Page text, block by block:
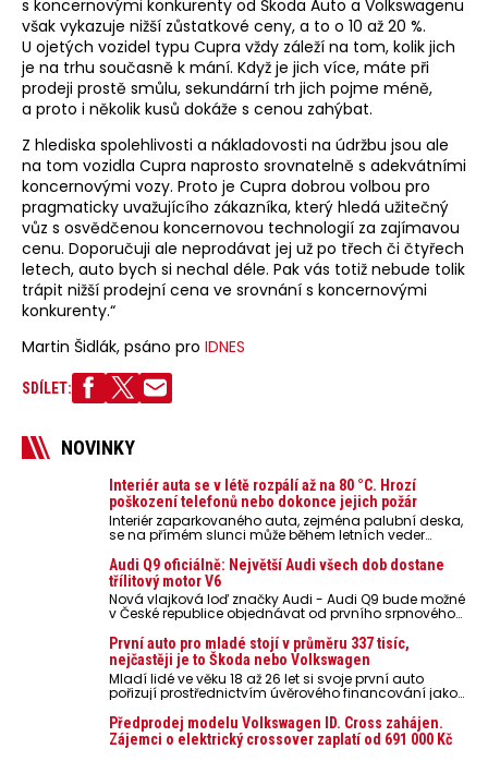
s koncernovými konkurenty od Škoda Auto a Volkswagenu
však vykazuje nižší zůstatkové ceny, a to o 10 až 20 %.
U ojetých vozidel typu Cupra vždy záleží na tom, kolik jich
je na trhu současně k mání. Když je jich více, máte při
prodeji prostě smůlu, sekundární trh jich pojme méně,
a proto i několik kusů dokáže s cenou zahýbat.
Z hlediska spolehlivosti a nákladovosti na údržbu jsou ale
na tom vozidla Cupra naprosto srovnatelně s adekvátními
koncernovými vozy. Proto je Cupra dobrou volbou pro
pragmaticky uvažujícího zákazníka, který hledá užitečný
vůz s osvědčenou koncernovou technologií za zajímavou
cenu. Doporučuji ale neprodávat jej už po třech či čtyřech
letech, auto bych si nechal déle. Pak vás totiž nebude tolik
trápit nižší prodejní cena ve srovnání s koncernovými
konkurenty.“
Martin Šidlák, psáno pro IDNES
SDÍLET:
NOVINKY
Interiér auta se v létě rozpálí až na 80 °C. Hrozí
poškození telefonů nebo dokonce jejich požár
Interiér zaparkovaného auta, zejména palubní deska,
se na přímém slunci může během letních veder
nebezpečí pro odložené mobilní telefony, powerbanky
nebo notebooky. Můžou urychlit stárnutí baterií,
poškodit elektroniku a ve výjimečných případech i
zvýšit riziko požáru.
Audi Q9 oficiálně: Největší Audi všech dob dostane
třílitový motor V6
Nová vlajková loď značky Audi - Audi Q9 bude možné
v České republice objednávat od prvního srpnového
První auto pro mladé stojí v průměru 337 tisíc,
nejčastěji je to Škoda nebo Volkswagen
Mladí lidé ve věku 18 až 26 let si svoje první auto
pořizují prostřednictvím úvěrového financování jako
auto. Průměrná pořizovací cena vozu dosahuje 337
tisíc korun a průměrná financovaná částka
přesahuje 251 tisíc korun. Vyplývá to z dat Leasingu
Předprodej modelu Volkswagen ID. Cross zahájen.
Zájemci o elektrický crossover zaplatí od 691 000 Kč